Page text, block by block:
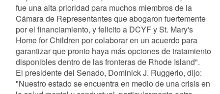
fue una alta prioridad para muchos miembros de la
Cámara de Representantes que abogaron fuertemente
por el financiamiento, y felicito a DCYF y St. Mary's
Home for Children por colaborar en un acuerdo para
garantizar que pronto haya más opciones de tratamiento
disponibles dentro de las fronteras de Rhode Island".
El presidente del Senado, Dominick J. Ruggerio, dijo:
"Nuestro estado se encuentra en medio de una crisis en